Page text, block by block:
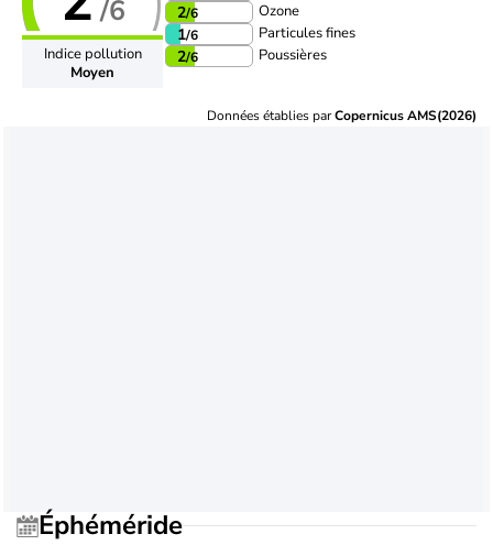
/6
Indice pollution
Moyen
2/6 Ozone
1/6 Particules fines
2/6 Poussières
Données établies parCopernicus AMS(2026)
Éphéméride